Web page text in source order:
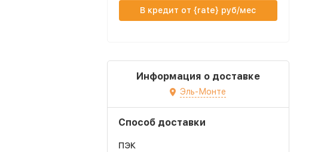
В кредит от {rate} руб/мес
Информация о доставке
Эль-Монте
Способ доставки
ПЭК